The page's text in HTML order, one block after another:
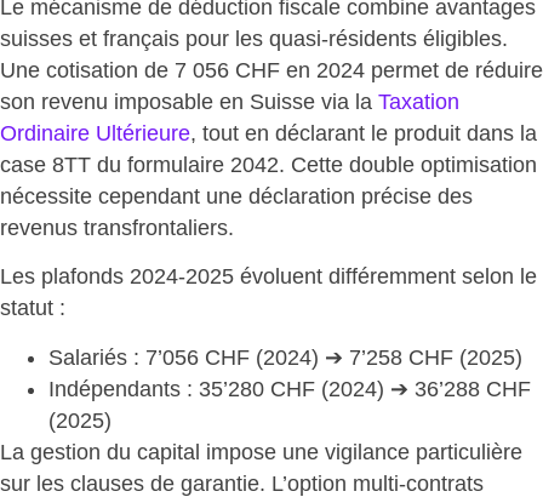
Le mécanisme de déduction fiscale combine avantages
suisses et français pour les quasi-résidents éligibles.
Une cotisation de 7 056 CHF en 2024 permet de réduire
son revenu imposable en Suisse via la Taxation
Ordinaire Ultérieure, tout en déclarant le produit dans la
case 8TT du formulaire 2042. Cette double optimisation
nécessite cependant une déclaration précise des
revenus transfrontaliers.
Les plafonds 2024-2025 évoluent différemment selon le
statut :
Salariés : 7’056 CHF (2024) ➔ 7’258 CHF (2025)
Indépendants : 35’280 CHF (2024) ➔ 36’288 CHF
(2025)
La gestion du capital impose une vigilance particulière
sur les clauses de garantie. L’option multi-contrats